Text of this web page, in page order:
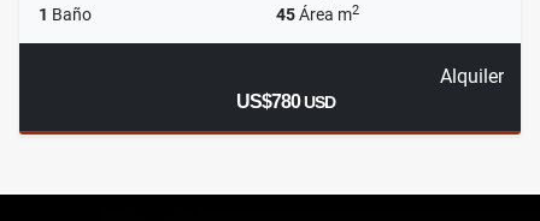
1 Baño 45Área m2
Alquiler
US$780USD